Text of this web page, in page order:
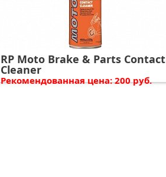
RP Moto Brake & Parts Contact
Cleaner
Рекомендованная цена: 200 руб.